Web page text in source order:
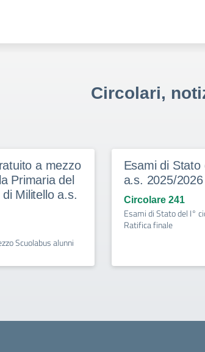
Circolari,
a mezzo
Primaria del
Militello a.s.
Scuolabus alunni
Esami di Stato
a.s. 2025/
Circolare 241
Esami di Stato del I°
Ratifica finale